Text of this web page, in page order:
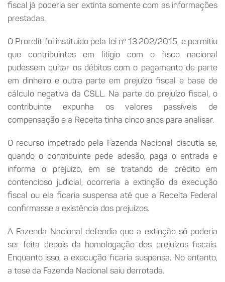
fiscal já poderia ser extinta somente com as informações
prestadas.
O Prorelit foi instituído pela lei nº 13.202/2015, e permitiu
que contribuintes em litígio com o fisco nacional
pudessem quitar os débitos com o pagamento de parte
em dinheiro e outra parte em prejuízo fiscal e base de
cálculo negativa da CSLL. Na parte do prejuízo fiscal, o
contribuinte expunha os valores passíveis de
compensação e a Receita tinha cinco anos para analisar.
O recurso impetrado pela Fazenda Nacional discutia se,
quando o contribuinte pede adesão, paga o entrada e
informa o prejuízo, em se tratando de crédito em
contencioso judicial, ocorreria a extinção da execução
fiscal ou ela ficaria suspensa até que a Receita Federal
confirmasse a existência dos prejuízos.
A Fazenda Nacional defendia que a extinção só poderia
ser feita depois da homologação dos prejuízos fiscais.
Enquanto isso, a execução ficaria suspensa. No entanto,
a tese da Fazenda Nacional saiu derrotada.